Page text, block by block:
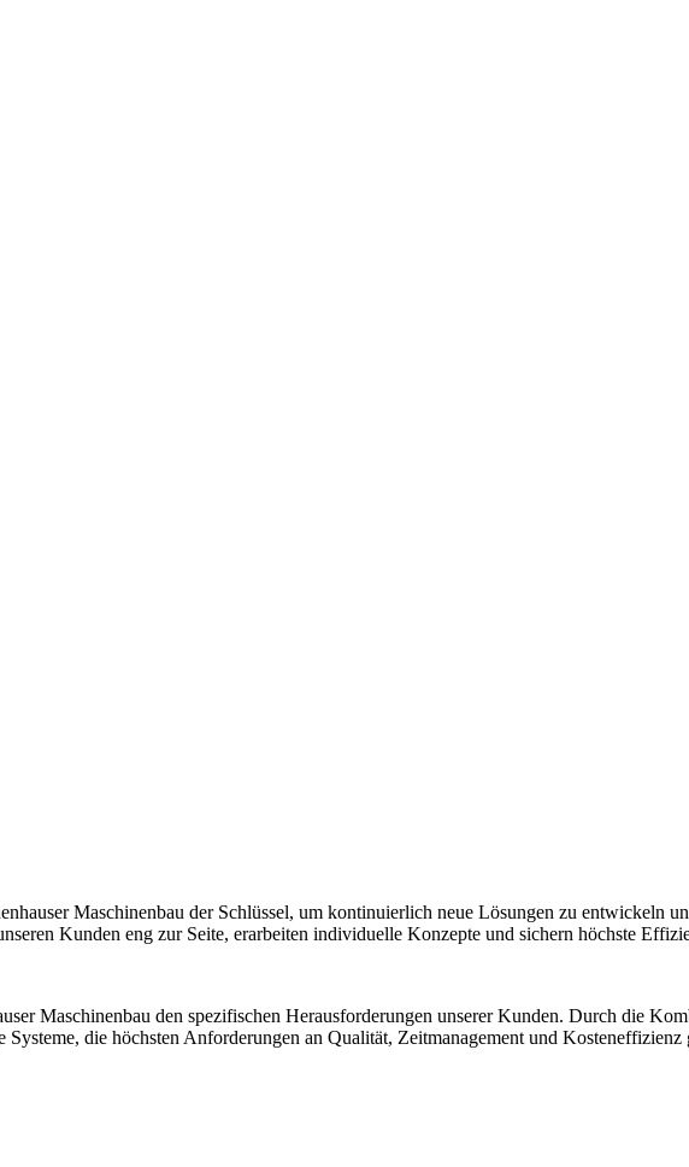
Maschinenbau der Schlüssel, um kontinuierlich neue Lösungen zu entwickeln
Kunden eng zur Seite, erarbeiten individuelle Konzepte und sichern höchste
Maschinenbau den spezifischen Herausforderungen unserer Kunden. Durch die
die höchsten Anforderungen an Qualität, Zeitmanagement und Kosteneffizienz